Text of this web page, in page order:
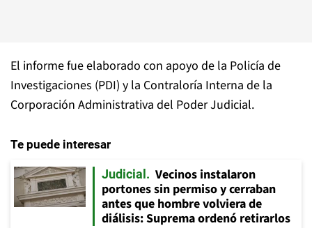
El informe fue elaborado con apoyo de la Policía de
Investigaciones (PDI) y la Contraloría Interna de la
Corporación Administrativa del Poder Judicial.
Te puede interesar
Judicial
Vecinos instalaron
portones sin permiso y cerraban
antes que hombre volviera de
diálisis: Suprema ordenó retirarlos